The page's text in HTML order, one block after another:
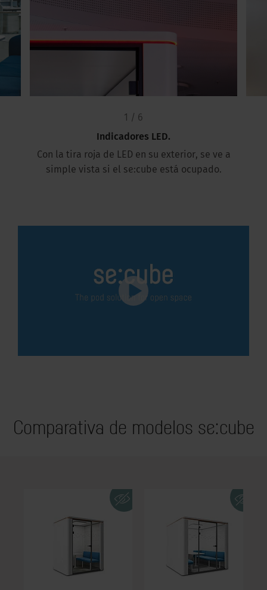
Indicadores LED.
Con la tira roja de LED en su exterior, se ve a
simple vista si el se:cube está ocupado.
1 / 6
Comparativa de modelos se:cube